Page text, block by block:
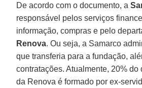
De acordo com o documento, a
responsável pelos serviços
informação, compras e pelo
Renova. Ou seja, a Samarco
que transferia para a fundação,
contratações. Atualmente, 20% do
da Renova é formado por ex-